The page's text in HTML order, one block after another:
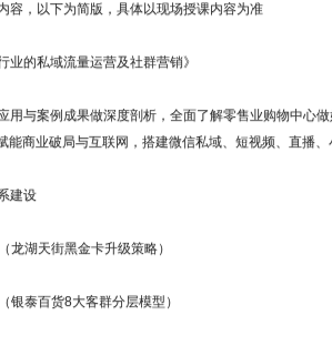
，以下为简版，具体以现场授课内容为准
的私域流量运营及社群营销》
与案例成果做深度剖析，全面了解零售业购物中心做
能商业破局与互联网，搭建微信私域、短视频、直播、
建设
湖天街黑金卡升级策略）
泰百货8大客群分层模型）